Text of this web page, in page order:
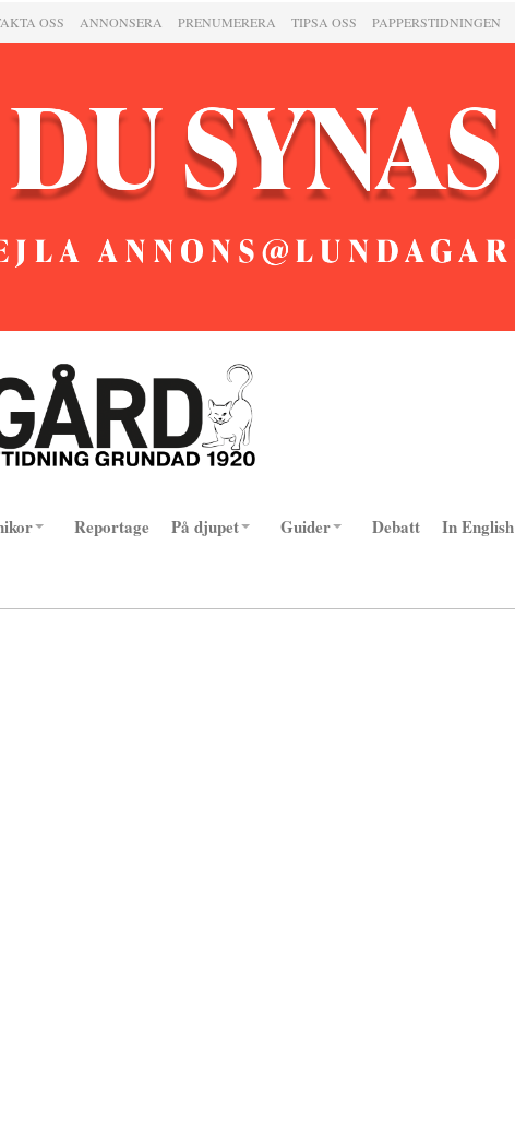
OSS ANNONSERA PRENUMERERA TIPSA OSS PAPPERSTIDNINGEN
Reportage På djupet Guider Debatt In English